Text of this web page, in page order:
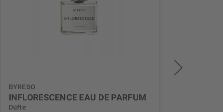
BYREDO
INFLORESCENCE EAU DE PARFUM
Düfte